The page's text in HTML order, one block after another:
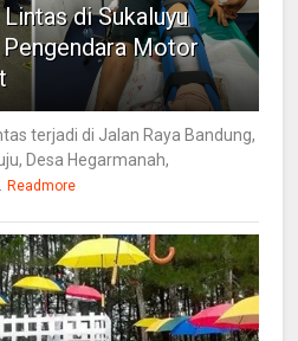
di Sukaluyu
Pengendara Motor
terjadi di Jalan Raya Bandung,
Desa Hegarmanah,
Readmore